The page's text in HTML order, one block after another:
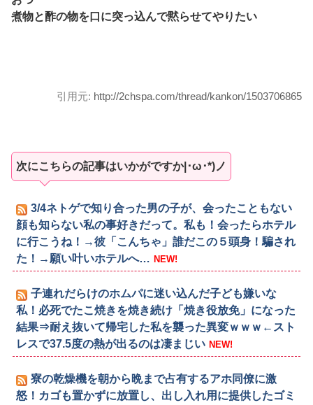
煮物と酢の物を口に突っ込んで黙らせてやりたい
引用元: http://2chspa.com/thread/kankon/1503706865
次にこちらの記事はいかがですか|･ω･*)ノ
3/4ネトゲで知り合った男の子が、会ったこともない
顔も知らない私の事好きだって。私も！会ったらホテル
に行こうね！→彼「こんちゃ」誰だこの５頭身！騙され
た！→願い叶いホテルへ… NEW!
子連れだらけのホムパに迷い込んだ子ども嫌いな
私！必死でたこ焼きを焼き続け「焼き役放免」になった
結果⇒耐え抜いて帰宅した私を襲った異変ｗｗｗ←スト
レスで37.5度の熱が出るのは凄まじい NEW!
寮の乾燥機を朝から晩まで占有するアホ同僚に激
怒！カゴも置かずに放置し、出し入れ用に提供したゴミ